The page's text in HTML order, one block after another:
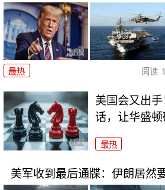
最热 阅读
美国会又出
话，让华盛
最热
美军收到最后通牒：伊朗居然